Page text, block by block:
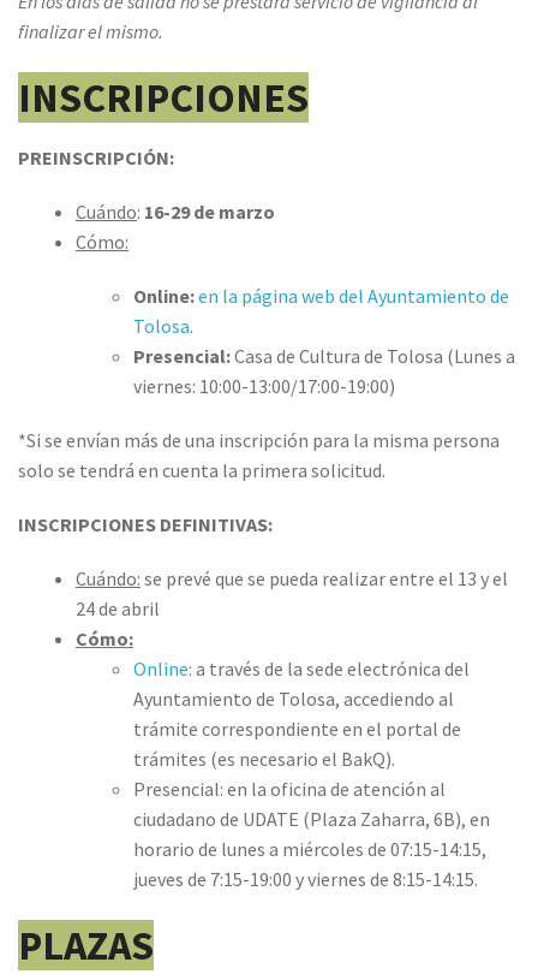
finalizar el mismo.
INSCRIPCIONES
PREINSCRIPCIÓN:
Cuándo: 16-29 de marzo
Cómo:
Online:en la página web del Ayuntamiento de
Tolosa.
Presencial:Casa de Cultura de Tolosa (Lunes a
viernes: 10:00-13:00/17:00-19:00)
*Si se envían más de una inscripción para la misma persona
solo se tendrá en cuenta la primera solicitud.
INSCRIPCIONES DEFINITIVAS:
Cuándo: se prevé que se pueda realizar entre el 13 y el
24 de abril
Cómo:​
Online: a través de la sede electrónica del
Ayuntamiento de Tolosa, accediendo al
trámite correspondiente en el portal de
trámites (es necesario el BakQ).
Presencial: en la oficina de atención al
ciudadano de UDATE (Plaza Zaharra, 6B), en
horario de lunes a miércoles de 07:15-14:15,
jueves de 7:15-19:00 y viernes de 8:15-14:15.
PLAZAS